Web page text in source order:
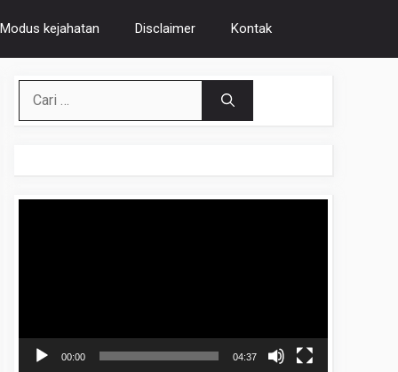
Modus kejahatan Disclaimer Kontak
untuk:
00:00 04:37